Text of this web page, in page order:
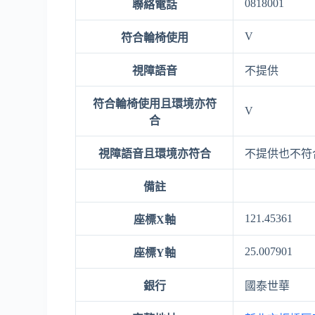
聯絡電話 0818001
符合輪椅使用 V
視障語音 不提供
符合輪椅使用且環境亦符
合
V
視障語音且環境亦符合 不提供也不符
備註
座標X軸 121.45361
座標Y軸 25.007901
銀行 國泰世華